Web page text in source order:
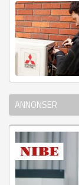
ANNONSER